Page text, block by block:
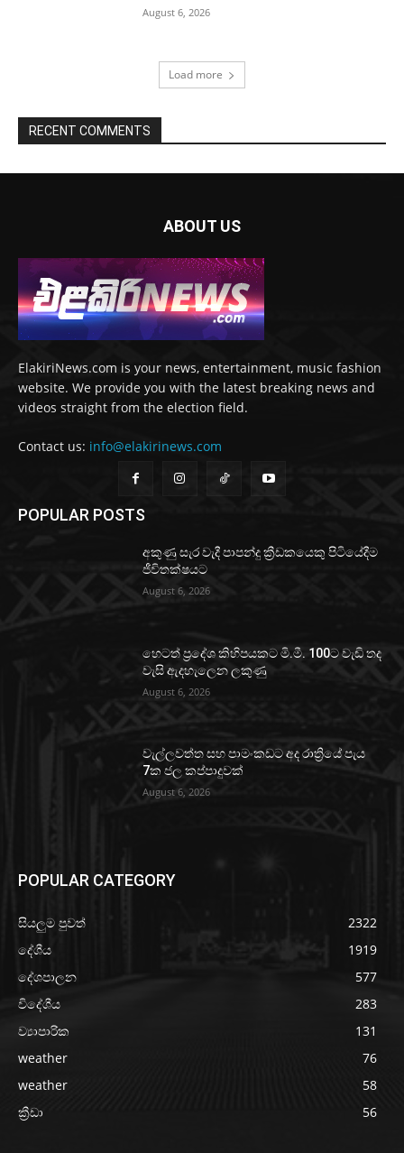
August 6, 2026
Load more
RECENT COMMENTS
ABOUT US
ElakiriNews.com is your news, entertainment, music fashion
website. We provide you with the latest breaking news and
videos straight from the election field.
Contact us: info@elakirinews.com
POPULAR POSTS
අකුණු සැර වැදී පාපන්දු ක්‍රීඩකයෙකු පිටියේදීම
ජීවිතක්ෂයට
August 6, 2026
හෙටත් ප්‍රදේශ කිහිපයකට මි.මී. 100ට වැඩි තද
වැසි ඇදහැලෙන ලකුණු
August 6, 2026
වැල්ලවත්ත සහ පාමංකඩට අද රාත්‍රියේ පැය
7ක ජල කප්පාදුවක්
August 6, 2026
POPULAR CATEGORY
සියලුම පුවත්
2322
දේශීය
1919
දේශපාලන
577
විදේශීය
283
ව්‍යාපාරික
131
weather
76
weather
58
ක්‍රීඩා
56